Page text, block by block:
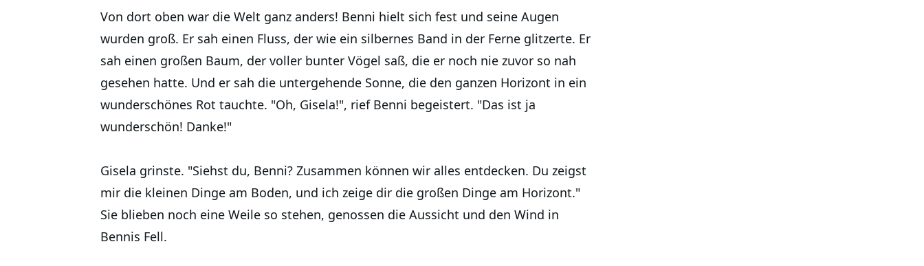
Von dort oben war die Welt ganz anders! Benni hielt sich fest und seine Augen
wurden groß. Er sah einen Fluss, der wie ein silbernes Band in der Ferne glitzerte. Er
sah einen großen Baum, der voller bunter Vögel saß, die er noch nie zuvor so nah
gesehen hatte. Und er sah die untergehende Sonne, die den ganzen Horizont in ein
wunderschönes Rot tauchte. "Oh, Gisela!", rief Benni begeistert. "Das ist ja
wunderschön! Danke!"
Gisela grinste. "Siehst du, Benni? Zusammen können wir alles entdecken. Du zeigst
mir die kleinen Dinge am Boden, und ich zeige dir die großen Dinge am Horizont."
Sie blieben noch eine Weile so stehen, genossen die Aussicht und den Wind in
Bennis Fell.